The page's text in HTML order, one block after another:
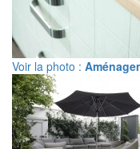
Voir la photo :